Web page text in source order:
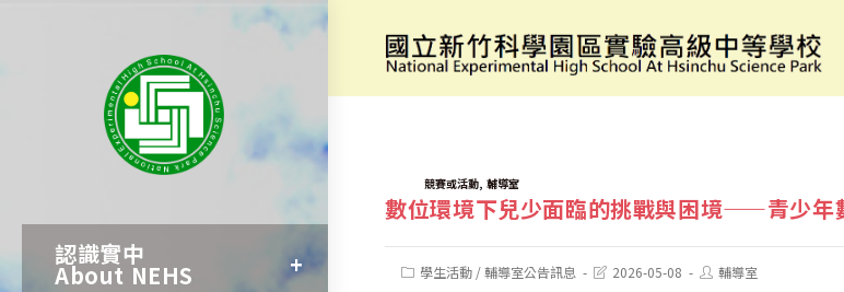
跳
至
主
要
認識實中
About NEHS
[活動資訊]數位環境下兒少面臨的挑戰與困境
TAGS:競賽或活動, 輔導室
數位環境下兒少面臨的挑戰與困境——青少年
Post學生活動 /輔導室公告訊息
Post2026-05-08
Post輔導室